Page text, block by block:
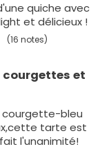
quiche avec
et délicieux !
(16 notes)
courgettes et
courgette-bleu
tarte est
l'unanimité!